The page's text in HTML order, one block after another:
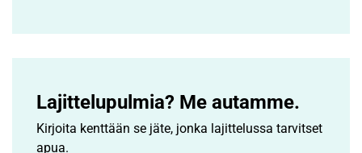
Lajittelupulmia? Me autamme.
Kirjoita kenttään se jäte, jonka lajittelussa tarvitset
apua.